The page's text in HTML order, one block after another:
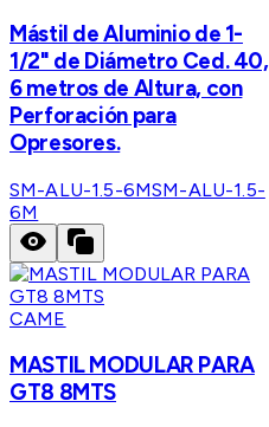
Mástil de Aluminio de 1-
1/2" de Diámetro Ced. 40,
6 metros de Altura, con
Perforación para
Opresores.
SM-ALU-1.5-6MSM-ALU-1.5-
6M
CAME
MASTIL MODULAR PARA
GT8 8MTS